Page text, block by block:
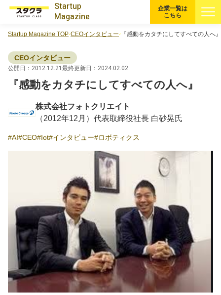
Startup
Magazine
注目スタートアップ
特集記事
大学発スタートアップ
導入事例
企業一覧は
こちら
Startup Magazine TOP CEOインタビュー 『感動をカタチにしてすべての人へ』
CEOインタビュー
公開日：2012.12.21最終更新日：2024.02.02
『感動をカタチにしてすべての人へ』
株式会社フォトクリエイト
（2012年12月）代表取締役社長 白砂晃氏
AI CEO Iot インタビュー ロボティクス